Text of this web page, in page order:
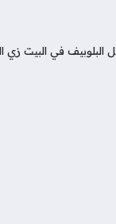
البلوبيف في البيت